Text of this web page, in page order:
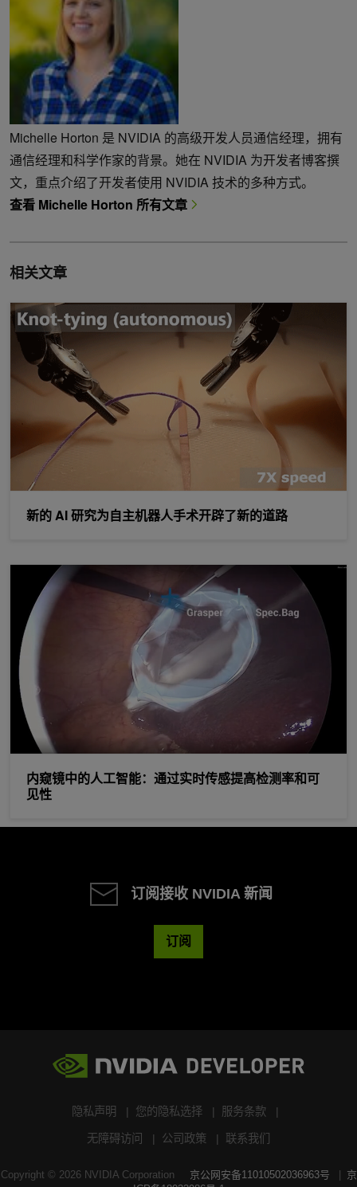
Michelle Horton 是 NVIDIA 的高级开发人员通信经理，拥有
通信经理和科学作家的背景。她在 NVIDIA 为开发者博客撰
文，重点介绍了开发者使用 NVIDIA 技术的多种方式。
查看 Michelle Horton 所有文章
相关文章
新的 AI 研究为自主机器人手术开辟了新的道路
新的 AI 研究为自主机器人手术开辟了新的道路
内窥镜中的人工智能：通过实时传感提高检测率和可
见性
内窥镜中的人工智能：通过实时传感提高检测率和可见性
订阅接收 NVIDIA 新闻
订阅
隐私声明 您的隐私选择 服务条款
无障碍访问 公司政策 联系我们
Copyright © 2026NVIDIA Corporation 京公网安备11010502036963号
京